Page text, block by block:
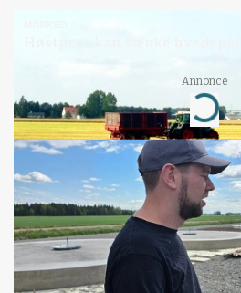
Annonce
Loading...